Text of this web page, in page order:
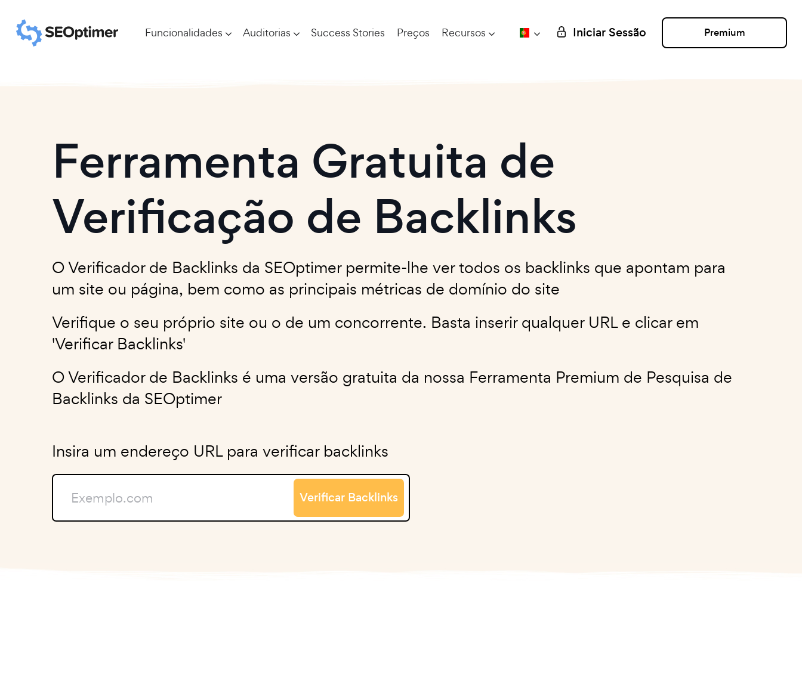
Funcionalidades Auditorias Success Stories Preços Recursos Iniciar Sessão Premium
Ferramenta Gratuita de
Verificação de Backlinks
O Verificador de Backlinks da SEOptimer permite-lhe ver todos os backlinks que apontam para
um site ou página, bem como as principais métricas de domínio do site
Verifique o seu próprio site ou o de um concorrente. Basta inserir qualquer URL e clicar em
'Verificar Backlinks'
O Verificador de Backlinks é uma versão gratuita da nossa Ferramenta Premium de Pesquisa de
Backlinks da SEOptimer
Insira um endereço URL para verificar backlinks
Verificar Backlinks